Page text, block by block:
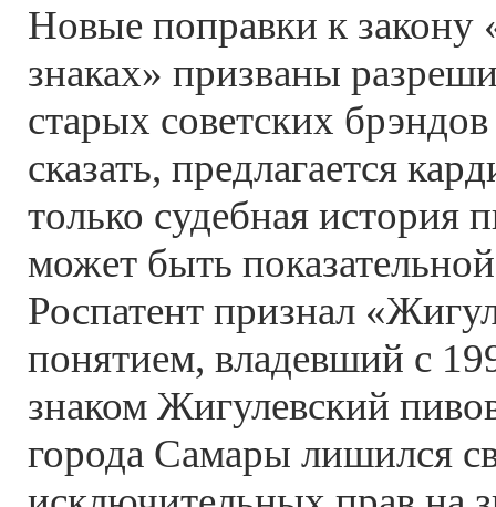
Новые поправки к закону
знаках» призваны
старых советских
сказать, предлагается
только судебная история
может быть
Роспатент признал
понятием, владевший с
знаком Жигулевский
города Самары лишился